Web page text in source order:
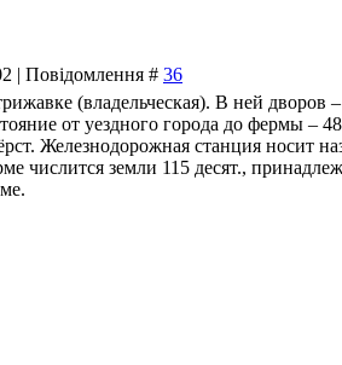
| Повідомлення # 36
(владельческая). В ней
от уездного города до фермы –
Железнодорожная станция носит
числится земли 115 десят.,